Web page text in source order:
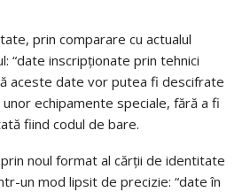
prin comparare cu actualul
“date inscripționate prin tehnici
aceste date vor putea fi descifrate
echipamente speciale, fără a fi
fiind codul de bare.
noul format al cărții de identitate
un mod lipsit de precizie: “date în